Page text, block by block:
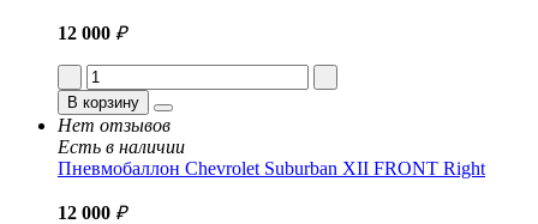
12 000 ₽
В корзину
Нет отзывов
Есть в наличии
Пневмобаллон Chevrolet Suburban XII FRONT Right
12 000 ₽